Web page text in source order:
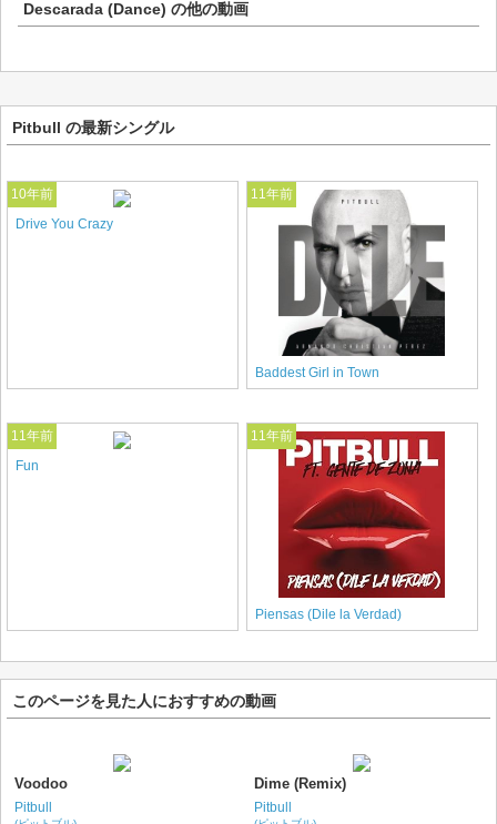
Descarada (Dance) の他の動画
Pitbull の最新シングル
10年前
Drive You Crazy
11年前
Baddest Girl in Town
11年前
Fun
11年前
Piensas (Dile la Verdad)
このページを見た人におすすめの動画
Voodoo
Pitbull
Dime (Remix)
Pitbull